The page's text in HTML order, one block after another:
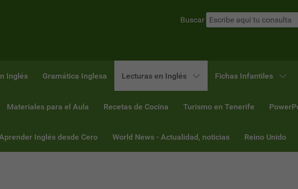
Buscar
Inglés Gramática Inglesa Lecturas en Inglés Fichas Infantiles
Materiales para el Aula Recetas de Cocina Turismo en Tenerife
Inglés desde Cero World News - Actualidad, noticias Reino Unido